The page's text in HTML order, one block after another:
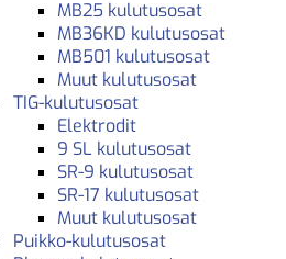
MB25 kulutusosat
MB36KD kulutusosat
MB501 kulutusosat
Muut kulutusosat
TIG-kulutusosat
Elektrodit
9 SL kulutusosat
SR-9 kulutusosat
SR-17 kulutusosat
Muut kulutusosat
Puikko-kulutusosat